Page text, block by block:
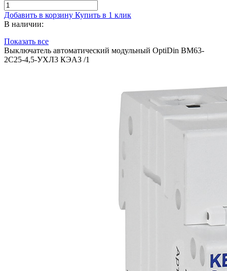
Добавить в корзину Купить в 1 клик
В наличии:
Показать все
Выключатель автоматический модульный OptiDin BM63-
2C25-4,5-УХЛ3 КЭАЗ /1